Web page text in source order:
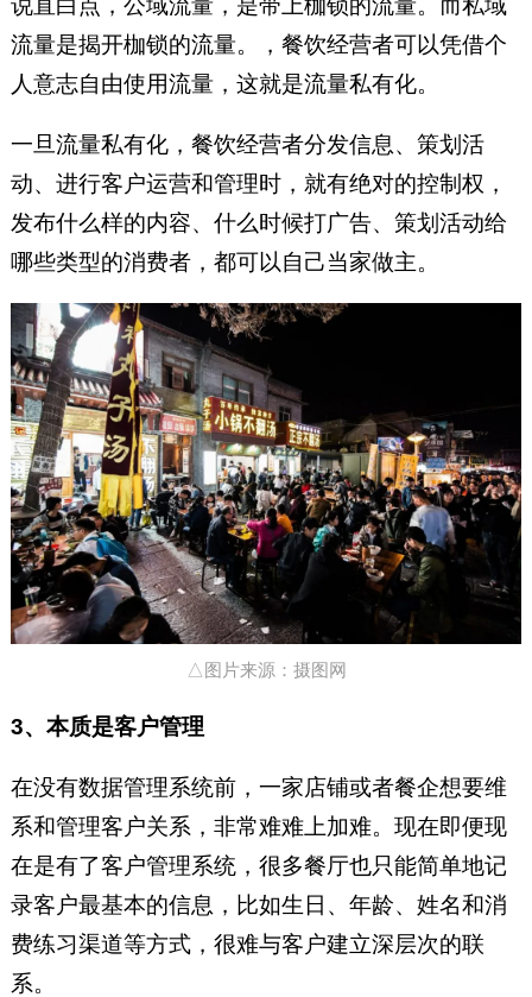
说直白点，公域流量，是带上枷锁的流量。而私域
流量是揭开枷锁的流量。，餐饮经营者可以凭借个
人意志自由使用流量，这就是流量私有化。
一旦流量私有化，餐饮经营者分发信息、策划活
动、进行客户运营和管理时，就有绝对的控制权，
发布什么样的内容、什么时候打广告、策划活动给
哪些类型的消费者，都可以自己当家做主。
△图片来源：摄图网
3、本质是客户管理
在没有数据管理系统前，一家店铺或者餐企想要维
系和管理客户关系，非常难难上加难。现在即便现
在是有了客户管理系统，很多餐厅也只能简单地记
录客户最基本的信息，比如生日、年龄、姓名和消
费练习渠道等方式，很难与客户建立深层次的联
系。